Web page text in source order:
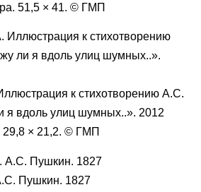
51,5 × 41. © ГМП
к стихотворению А.С.
я вдоль улиц шумных..». 2012
29,8 × 21,2. © ГМП
Пушкин. 1827